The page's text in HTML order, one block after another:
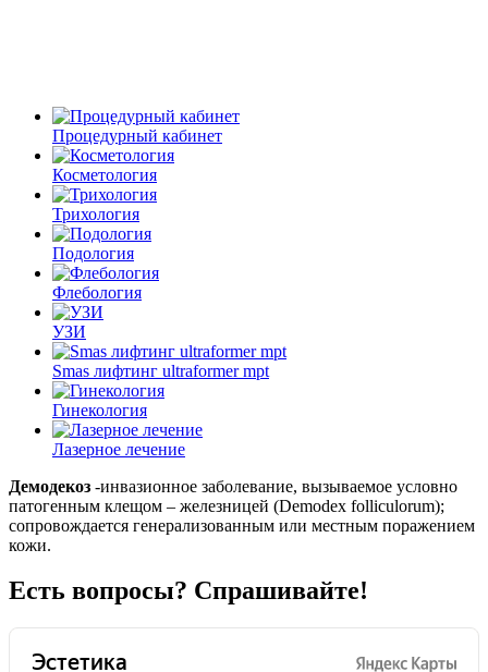
Процедурный кабинет
Косметология
Трихология
Подология
Флебология
УЗИ
Smas лифтинг ultraformer mpt
Гинекология
Лазерное лечение
Демодекоз -инвазионное заболевание, вызываемое условно
патогенным клещом – железницей (Demodex folliculorum);
сопровождается генерализованным или местным поражением
кожи.
Есть вопросы? Спрашивайте!